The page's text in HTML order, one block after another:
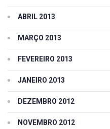
ABRIL 2013
MARÇO 2013
FEVEREIRO 2013
JANEIRO 2013
DEZEMBRO 2012
NOVEMBRO 2012